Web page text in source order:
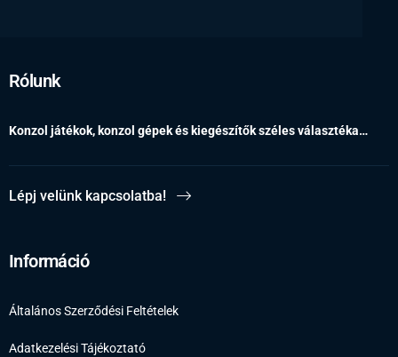
Rólunk
Konzol játékok, konzol gépek és kiegészítők széles választéka…
Lépj velünk kapcsolatba!
Információ
Általános Szerződési Feltételek
Adatkezelési Tájékoztató